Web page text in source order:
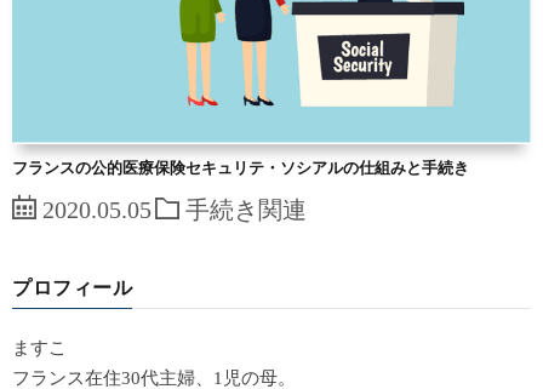
フランスの公的医療保険セキュリテ・ソシアルの仕組みと手続き
2020.05.05 手続き関連
プロフィール
ますこ
フランス在住30代主婦、1児の母。